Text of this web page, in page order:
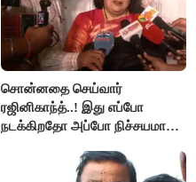
சொன்னதை செய்வார்
ரஜினிகாந்த்..! இது எப்போ
நடக்கிறதோ அப்போ நிச்சயமாக
ரஜினிகாந்த்..!